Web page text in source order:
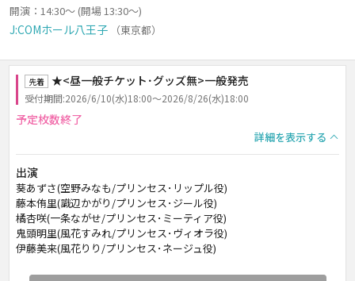
開演：14:30～ (開場 13:30～)
J:COMホール八王子 （東京都）
先着 ★<昼一般チケット･グッズ無>一般発売
受付期間:2026/6/10(水)18:00～2026/8/26(水)18:00
予定枚数終了
詳細を表示する
出演
葵あずさ(空野みなも/プリンセス･リップル役)
藤本侑里(識辺かがり/プリンセス･ジール役)
橘杏咲(一条ながせ/プリンセス･ミーティア役)
鬼頭明里(風花すみれ/プリンセス･ヴィオラ役)
伊藤美来(風花りり/プリンセス･ネージュ役)